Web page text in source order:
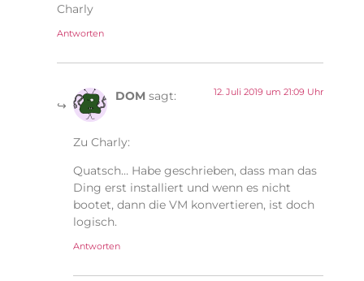
Charly
Antworten
DOM sagt: 12. Juli 2019 um 21:09 Uhr
Zu Charly:
Quatsch… Habe geschrieben, dass man das
Ding erst installiert und wenn es nicht
bootet, dann die VM konvertieren, ist doch
logisch.
Antworten